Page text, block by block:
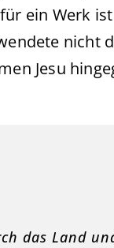
ein Werk
nicht
Jesu
das Land